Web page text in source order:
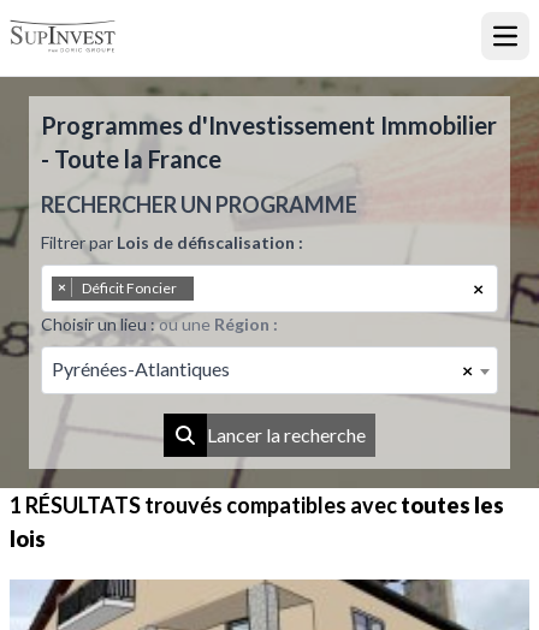
Programmes d'Investissement Immobilier
- Toute la France
RECHERCHER UN PROGRAMME
Filtrer par Lois de défiscalisation :
×
× Déficit Foncier
Choisir un lieu :ou une Région :
×
Pyrénées-Atlantiques
Lancer la recherche
1 RÉSULTATStrouvés compatibles avectoutes les
lois